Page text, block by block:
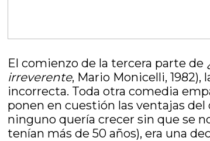
El comienzo de la tercera parte de
irreverente, Mario Monicelli,
incorrecta. Toda otra comedia
ponen en cuestión las ventajas
ninguno quería crecer sin que se
tenían más de 50 años), era una